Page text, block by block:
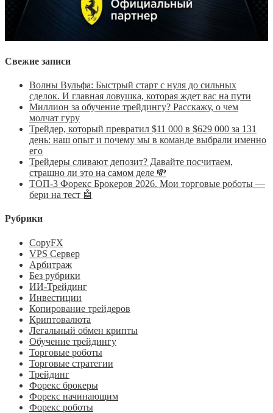
Свежие записи
Волны Вульфа: Быстрый старт с нуля до сильных
сделок. И главная ловушка, которая ждет вас на пути
Миллион за обучение трейдингу? Расскажу, о чем
молчат гуру
Трейдер, который превратил $11 000 в $629 000 за 131
день: наш опыт и почему мы в команде выбрали именно
его
Трейдеры сливают депозит? Давайте посчитаем,
страшно ли это на самом деле 💸
ТОП-3 Форекс Брокеров 2026. Мои торговые роботы —
бери на тест 🤖
Рубрики
CopyFX
VPS Сервер
Арбитраж
Без рубрики
ИИ-Трейдинг
Инвестиции
Копирование трейдеров
Криптовалюта
Легальный обмен крипты
Обучение трейдингу
Торговые роботы
Торговые стратегии
Трейдинг
Форекс брокеры
Форекс начинающим
Форекс роботы